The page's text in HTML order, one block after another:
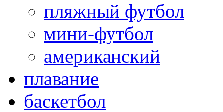
пляжный футбол
мини-футбол
американский
плавание
баскетбол